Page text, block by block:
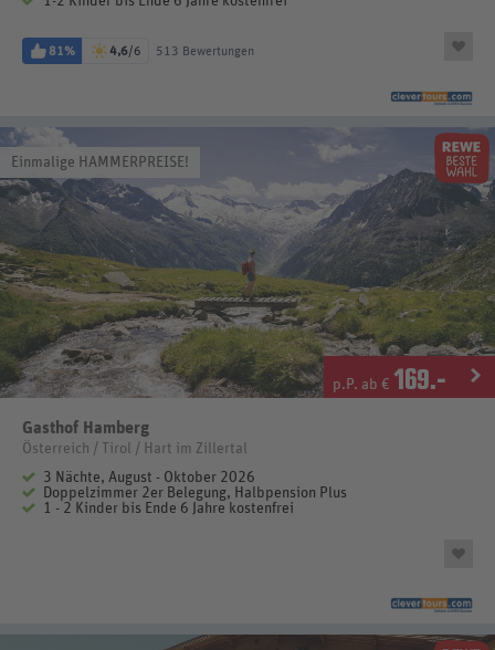
81% 4,6/6 513 Bewertungen
Einmalige HAMMERPREISE!
p.P. ab € 169.-
Gasthof Hamberg
Österreich / Tirol / Hart im Zillertal
3 Nächte, August - Oktober 2026
Doppelzimmer 2er Belegung, Halbpension Plus
1 - 2 Kinder bis Ende 6 Jahre kostenfrei